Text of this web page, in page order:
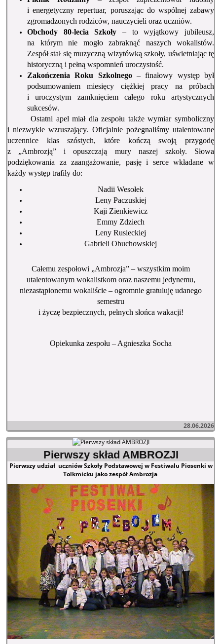
i energetyczny repertuar, poruszając do wspólnej zabawy
zgromadzonych rodziców, nauczycieli oraz uczniów.
Obchody 80-lecia Szkoły – to wyjątkowy jubileusz,
na którym nie mogło zabraknąć naszych wokalistów.
Zespół stał się muzyczną wizytówką szkoły, uświetniając tę
historyczną i pełną wspomnień uroczystość.
Zakończenia Roku Szkolnego– finałowy występ był
podsumowaniem miesięcy ciężkiej pracy na próbach
i uroczystym zamknięciem całego roku artystycznych
sukcesów.
Ostatni apel miał dla zespołu także wymiar symboliczny
i niezwykle wzruszający. Oficjalnie pożegnaliśmy utalentowane
uczennice klas szóstych, które kończą swoją przygodę
z „Ambrozją” i opuszczają mury naszej szkoły. Słowa
podziękowania za zaangażowanie, pasję i serce wkładane w
każdy występ trafiły do:
Nadii Wesołek
Leny Paczuskiej
Kaji Zienkiewicz
Emmy Zdziech
Leny Rusieckiej
Gabrieli Obuchowskiej
Całemu zespołowi „Ambrozja” – wszystkim moim
utalentowanym wokalistkom oraz naszemu jedynemu,
niezastąpionemu wokaliście – ogromnie gratuluję udanego
semestru
i życzę bezpiecznych, pełnych słońca wakacji!
Opiekunka zespołu – Agnieszka Socha
28.06.2026
Pierwszy skład AMBROZJI
Pierwszy udział uczniów Szkoły Podstawowej w Festiwalu Piosenki w
Tolkmicku jako zespół Ambrozja